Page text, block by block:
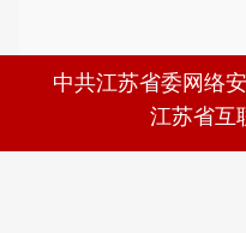
中共江苏省委网络
江苏省互